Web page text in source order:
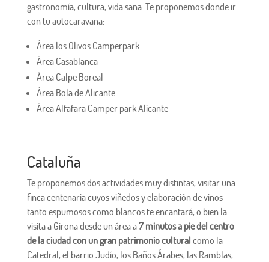
gastronomía, cultura, vida sana. Te proponemos donde ir
con tu autocaravana:
Área los Olivos Camperpark
Área Casablanca
Área Calpe Boreal
Área Bola de Alicante
Área Alfafara Camper park Alicante
Cataluña
Te proponemos dos actividades muy distintas, visitar una
finca centenaria cuyos viñedos y elaboración de vinos
tanto espumosos como blancos te encantará, o bien la
visita a Girona desde un área a7 minutos a pie del centro
de la ciudad con un gran patrimonio cultural como la
Catedral, el barrio Judío, los Baños Árabes, las Ramblas,